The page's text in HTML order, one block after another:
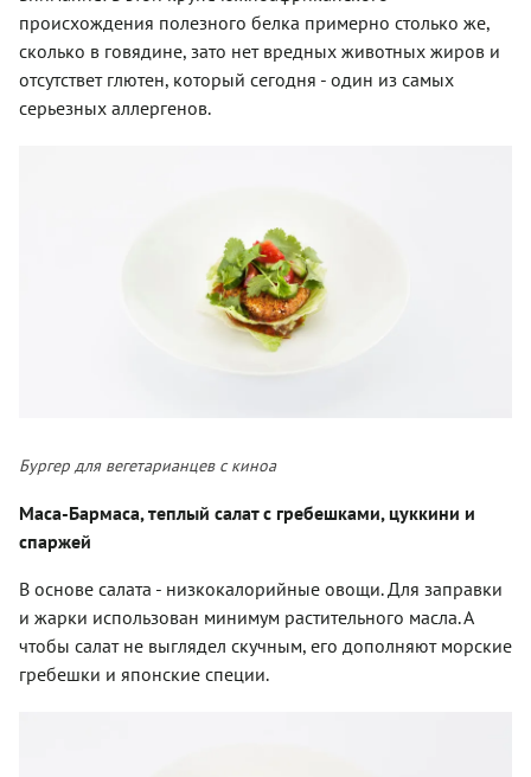
происхождения полезного белка примерно столько же,
сколько в говядине, зато нет вредных животных жиров и
отсутствет глютен, который сегодня - один из самых
серьезных аллергенов.
Бургер для вегетарианцев с киноа
Маса-Бармаса, теплый салат с гребешками, цуккини и
спаржей
В основе салата - низкокалорийные овощи. Для заправки
и жарки использован минимум растительного масла. А
чтобы салат не выглядел скучным, его дополняют морские
гребешки и японские специи.